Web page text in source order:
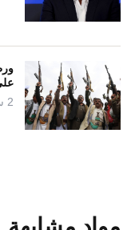
2 سبتمبر 2025